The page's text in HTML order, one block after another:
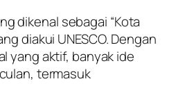
dikenal sebagai “Kota
diakui UNESCO. Dengan
yang aktif, banyak ide
termasuk